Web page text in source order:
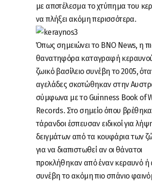
με αποτέλεσμα το χτύπημα του
να πλήξει ακόμη περισσότερα.
Όπως σημειώνει το BNO News, η
θανατηφόρα καταγραφή
ζωικό βασίλειο συνέβη το 2005,
αγελάδες σκοτώθηκαν στην
σύμφωνα με το Guinness Book of
Records. Στο σημείο όπου
τάρανδοι έσπευσαν ειδικοί για
δειγμάτων από τα κουφάρια των
για να διαπιστωθεί αν οι θάνατοι
προκλήθηκαν από έναν κεραυνό ή
συνέβη το ακόμη πιο σπάνιο